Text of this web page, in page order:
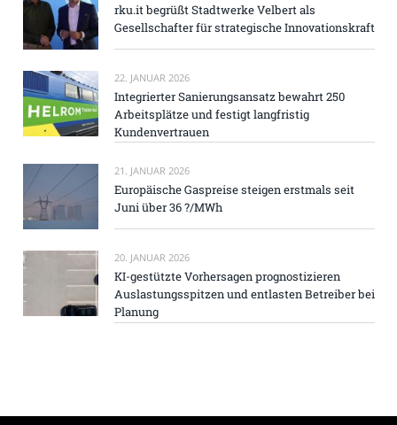
rku.it begrüßt Stadtwerke Velbert als
Gesellschafter für strategische Innovationskraft
22. JANUAR 2026
Integrierter Sanierungsansatz bewahrt 250
Arbeitsplätze und festigt langfristig
Kundenvertrauen
21. JANUAR 2026
Europäische Gaspreise steigen erstmals seit
Juni über 36 ?/MWh
20. JANUAR 2026
KI-gestützte Vorhersagen prognostizieren
Auslastungsspitzen und entlasten Betreiber bei
Planung